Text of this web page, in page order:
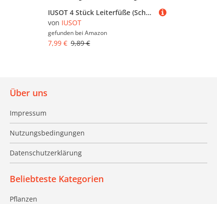
IUSOT 4 Stück Leiterfüße (Schwarz), Gummifüße für Leitern, Hochwertige Gummi Leiterfüße, 50x25mm, Fußkappen/Schutzkappen für Leitern, Universal Ersatzfußabdeckungen für Leiter Füße
von IUSOT
gefunden bei Amazon
7,99 € 9,89 €
Über uns
Impressum
Nutzungsbedingungen
Datenschutzerklärung
Beliebteste Kategorien
Pflanzen